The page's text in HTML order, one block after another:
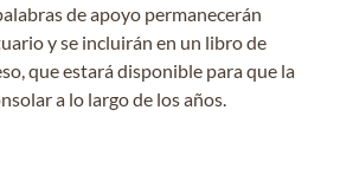
de apoyo permanecerán
y se incluirán en un libro de
que estará disponible para que la
a lo largo de los años.